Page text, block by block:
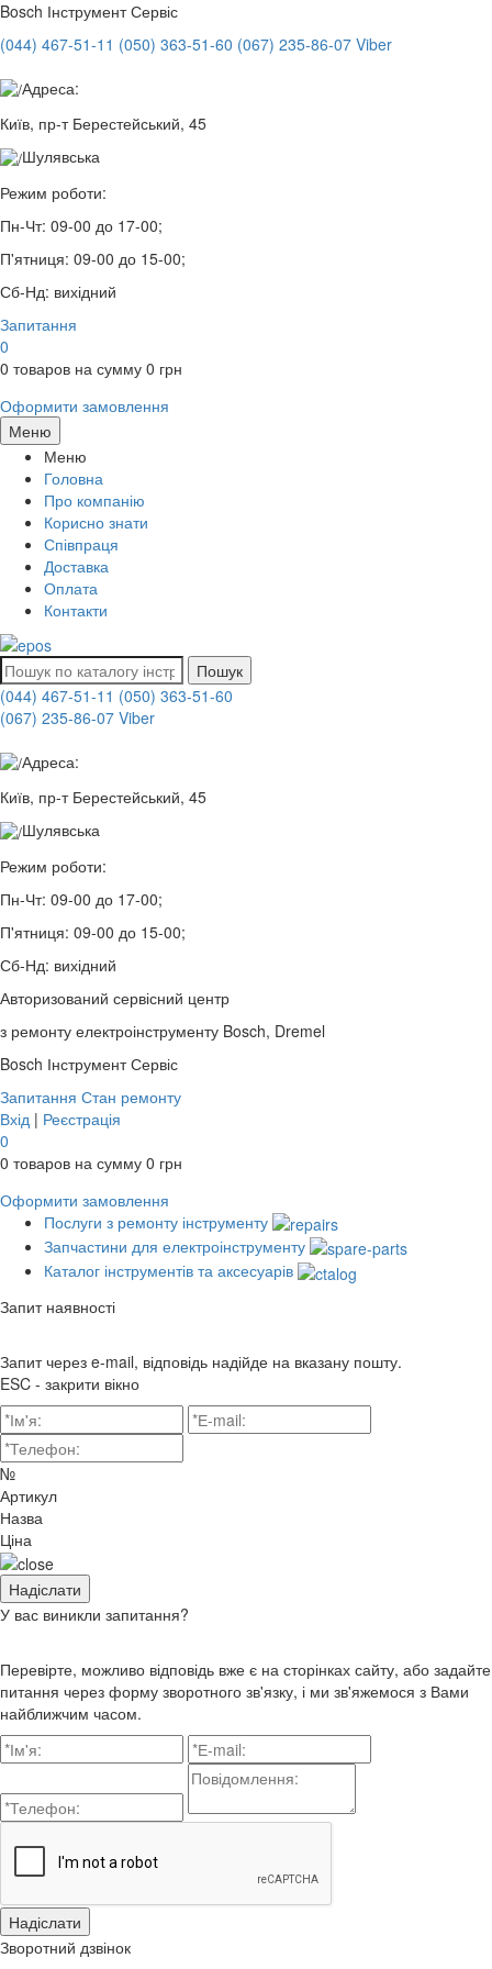
Bosch Інструмент Сервіс
(044) 467-51-11 (050) 363-51-60 (067) 235-86-07 Viber
Адреса:
Київ, пр-т Берестейський, 45
Шулявська
Режим роботи:
Пн-Чт: 09-00 до 17-00;
П'ятниця: 09-00 до 15-00;
Сб-Нд: вихідний
Запитання
0
0 товаров на сумму 0 грн
Оформити замовлення
Меню
Меню
Головна
Про компанію
Корисно знати
Співпраця
Доставка
Оплата
Контакти
Пошук
(044) 467-51-11 (050) 363-51-60
(067) 235-86-07 Viber
Адреса:
Київ, пр-т Берестейський, 45
Шулявська
Режим роботи:
Пн-Чт: 09-00 до 17-00;
П'ятниця: 09-00 до 15-00;
Сб-Нд: вихідний
Авторизований сервісний центр
з ремонту електроінструменту Bosch, Dremel
Bosch Інструмент Сервіс
Запитання Стан ремонту
Вхід | Реєстрація
0
0 товаров на сумму 0 грн
Оформити замовлення
Послуги з ремонту інструменту
Запчастини для електроінструменту
Каталог інструментів та аксесуарів
Запит наявності
Запит через e-mail, відповідь надійде на вказану пошту.
ESC - закрити вікно
№
Артикул
Назва
Ціна
У вас виникли запитання?
Перевірте, можливо відповідь вже є на сторінках сайту, або задайте
питання через форму зворотного зв'язку, і ми зв'яжемося з Вами
найближчим часом.
Зворотний дзвінок